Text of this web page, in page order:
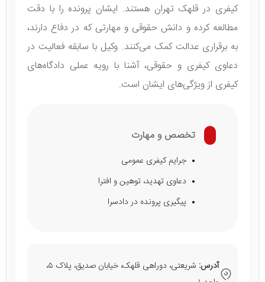
کیفری در قلهک تهران هستند. ایشان پرونده را با دقت
مطالعه کرده و دانش حقوقی و مهارتی که در دفاع دارند،
به برقراری عدالت کمک می‌کنند. وکیل با سابقه فعالیت در
دعاوی کیفری و حقوقی، آشنا با رویه عملی دادگاه‌های
کیفری از ویژگی‌های ایشان است.
تخصص و مهارت
جرایم کیفری عمومی
دعاوی تهدید، توهین و افترا
پیگیری پرونده در دادسرا
آدرس:
شریعتی، دوراهی قلهک، خیابان صدیق، پلاک ۵،